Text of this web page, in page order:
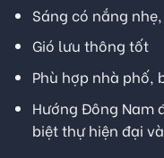
Sáng có nắng
Gió lưu thông tốt
Phù hợp nhà phố,
Hướng Đông Nam
biệt thự hiện đại